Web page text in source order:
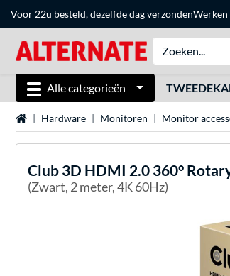
Voor 22u besteld, dezelfde dag verzonden
Alle categorieën
Home Hardware Monitoren Monitor
Club 3D HDMI 2.0 360°
(Zwart, 2 meter, 4K 60Hz)